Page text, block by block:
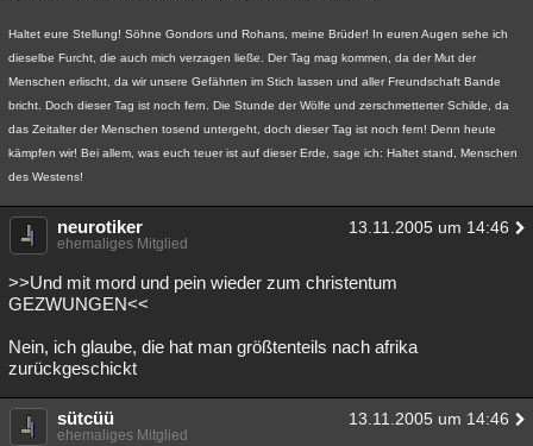
Haltet eure Stellung! Söhne Gondors und Rohans, meine Brüder! In euren Augen sehe ich
dieselbe Furcht, die auch mich verzagen ließe. Der Tag mag kommen, da der Mut der
Menschen erlischt, da wir unsere Gefährten im Stich lassen und aller Freundschaft Bande
bricht. Doch dieser Tag ist noch fern. Die Stunde der Wölfe und zerschmetterter Schilde, da
das Zeitalter der Menschen tosend untergeht, doch dieser Tag ist noch fern! Denn heute
kämpfen wir! Bei allem, was euch teuer ist auf dieser Erde, sage ich: Haltet stand, Menschen
des Westens!
neurotiker 13.11.2005 um 14:46
ehemaliges Mitglied
>>Und mit mord und pein wieder zum christentum
GEZWUNGEN<<
Nein, ich glaube, die hat man größtenteils nach afrika
zurückgeschickt
sütcüü 13.11.2005 um 14:46
ehemaliges Mitglied